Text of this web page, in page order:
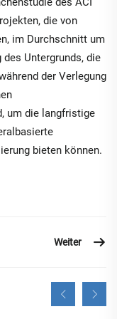
die von
im Durchschnitt um
Untergrunds, die
der Verlegung
um die langfristige
bieten können.
Weiter